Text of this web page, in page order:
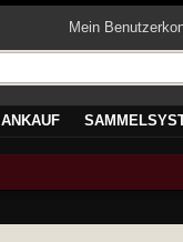
Mein
ANKAUF